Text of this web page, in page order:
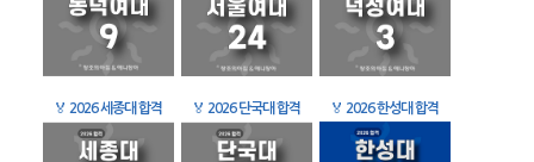
🏅 2026 세종대 합격 🏅 2026 단국대 합격 🏅 2026 한성대 합격